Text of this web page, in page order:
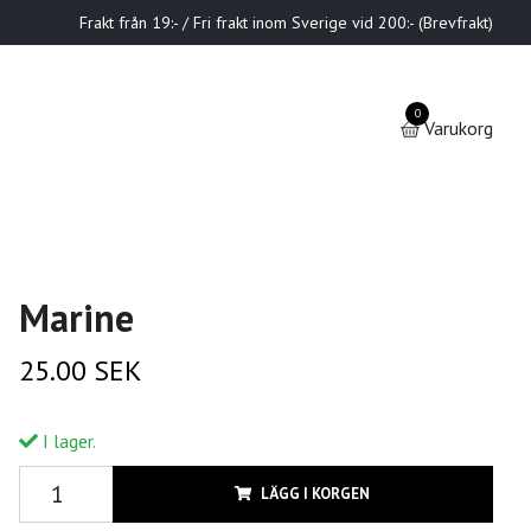
Frakt från 19:- / Fri frakt inom Sverige vid 200:- (Brevfrakt)
0
Varukorg
Marine
25.00 SEK
I lager.
LÄGG I KORGEN